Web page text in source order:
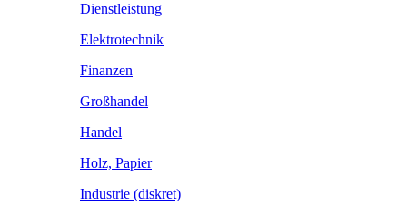
Dienstleistung
Elektrotechnik
Finanzen
Großhandel
Handel
Holz, Papier
Industrie (diskret)